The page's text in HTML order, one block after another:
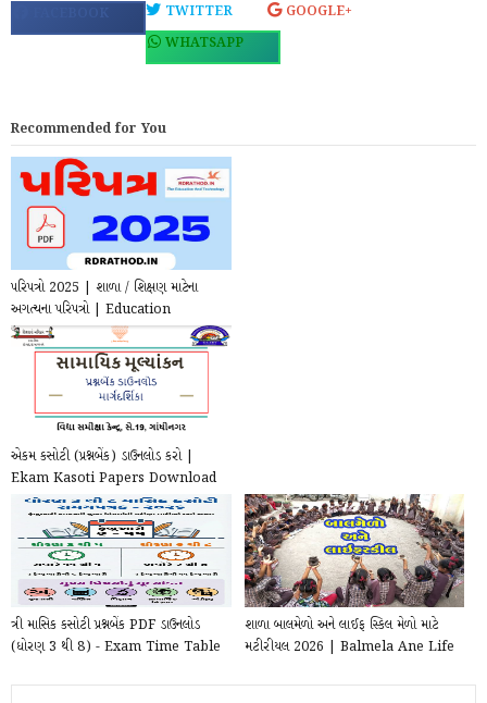
FACEBOOK TWITTER
GOOGLE+
WHATSAPP
Recommended for You
પરિપત્રો 2025 | શાળા / શિક્ષણ માટેના
અગત્યના પરિપત્રો | Education
Circular for T...
એકમ કસોટી (પ્રશ્નબેંક) ડાઉનલોડ કરો |
Ekam Kasoti Papers Download
ત્રી માસિક કસોટી પ્રશ્નબેંક PDF ડાઉનલોડ
(ધોરણ 3 થી 8) - Exam Time Table
શાળા બાલમેળો અને લાઈફ સ્કિલ મેળો માટે
મટીરીયલ 2026 | Balmela Ane Life